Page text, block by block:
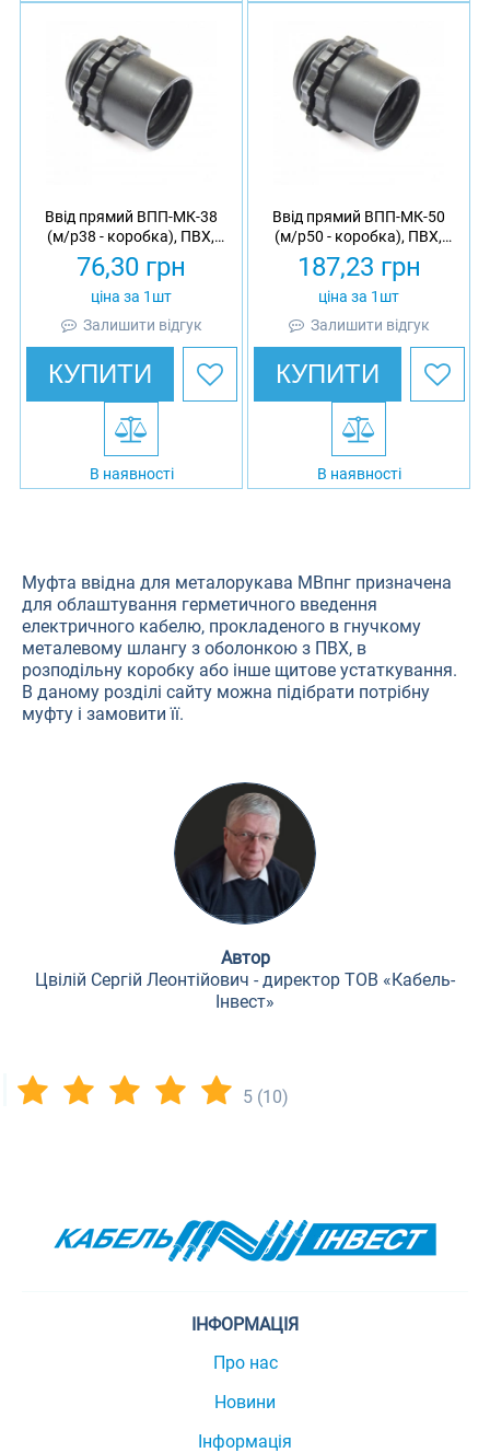
Муфта ввідна для металорукава МВпнг призначена
для облаштування герметичного введення
електричного кабелю, прокладеного в гнучкому
металевому шлангу з оболонкою з ПВХ, в
розподільну коробку або інше щитове устаткування.
В даному розділі сайту можна підібрати потрібну
муфту і замовити її.
Автор
Цвілій Сергій Леонтійович - директор ТОВ «Кабель-
Інвест»
5 (10)
Ввід прямий ВПП-МК-38
(м/р38 - коробка), ПВХ,
МВПнг, IP40
76,30 грн
ціна за 1шт
Залишити відгук
КУПИТИ
В наявності
Ввід прямий ВПП-МК-50
(м/р50 - коробка), ПВХ,
МВПнг, IP40
187,23 грн
ціна за 1шт
Залишити відгук
КУПИТИ
В наявності
ІНФОРМАЦІЯ
Про нас
Новини
Інформація